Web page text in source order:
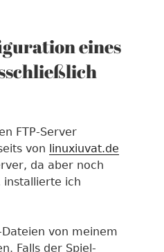
eines
FTP-Server
von linuxiuvat.de
da aber noch
installierte ich
Dateien von meinem
Falls der Spiel-